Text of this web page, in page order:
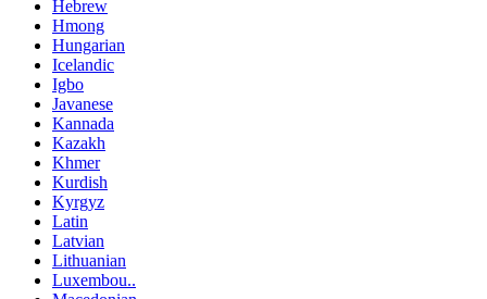
Hebrew
Hmong
Hungarian
Icelandic
Igbo
Javanese
Kannada
Kazakh
Khmer
Kurdish
Kyrgyz
Latin
Latvian
Lithuanian
Luxembou..